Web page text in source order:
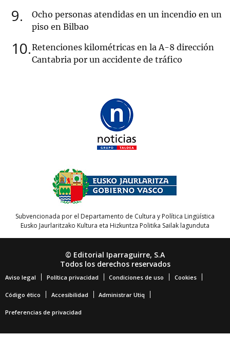
9
Ocho personas atendidas en un incendio en un
piso en Bilbao
10 Retenciones kilométricas en la A-8 dirección
Cantabria por un accidente de tráfico
Subvencionada por el Departamento de Cultura y Política Lingüística
Eusko Jaurlaritzako Kultura eta Hizkuntza Politika Sailak lagunduta
© Editorial Iparraguirre, S.A
Todos los derechos reservados
Aviso legal Política privacidad Condiciones de uso Cookies
Código ético Accesibilidad Administrar Utiq
Preferencias de privacidad